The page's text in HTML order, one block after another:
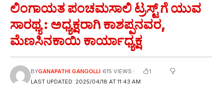
ಲಿಂಗಾಯತ ಪಂಚಮಸಾಲಿ ಟ್ರಸ್ಟ್ ಗೆ ಯುವ
ಸಾರಥ್ಯ : ಅಧ್ಯಕ್ಷರಾಗಿ ಕಾಶಪ್ಪನವರ,
ಮೆಣಸಿನಕಾಯಿ ಕಾರ್ಯಾಧ್ಯಕ್ಷ
LAST UPDATED: 2025/04/18 AT 11:43 AM
BYGANAPATHI GANGOLLI 615 VIEWS 1